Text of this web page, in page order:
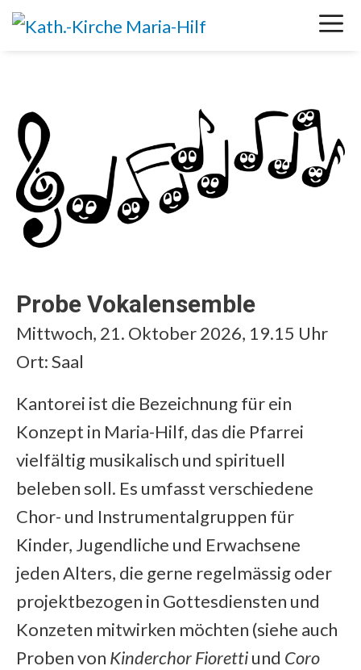
Springe
Probe Vokalensemble
Mittwoch, 21. Oktober 2026, 19.15 Uhr
Ort: Saal
Kantorei ist die Bezeichnung für ein
Konzept in Maria-Hilf, das die Pfarrei
vielfältig musikalisch und spirituell
beleben soll. Es umfasst verschiedene
Chor- und Instrumentalgruppen für
Kinder, Jugendliche und Erwachsene
jeden Alters, die gerne regelmässig oder
projektbezogen in Gottesdiensten und
Konzeten mitwirken möchten (siehe auch
Proben von Kinderchor Fiorettiund Coro